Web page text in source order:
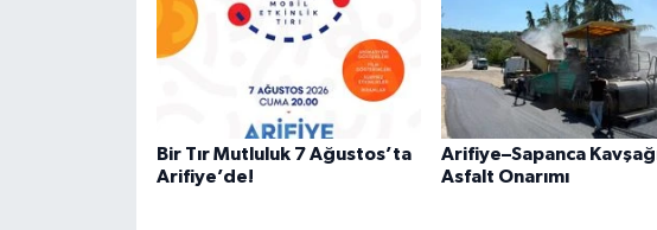
Bir Tır Mutluluk 7 Ağustos’ta
Arifiye’de!
Arifiye–Sapanca
Asfalt Onarımı